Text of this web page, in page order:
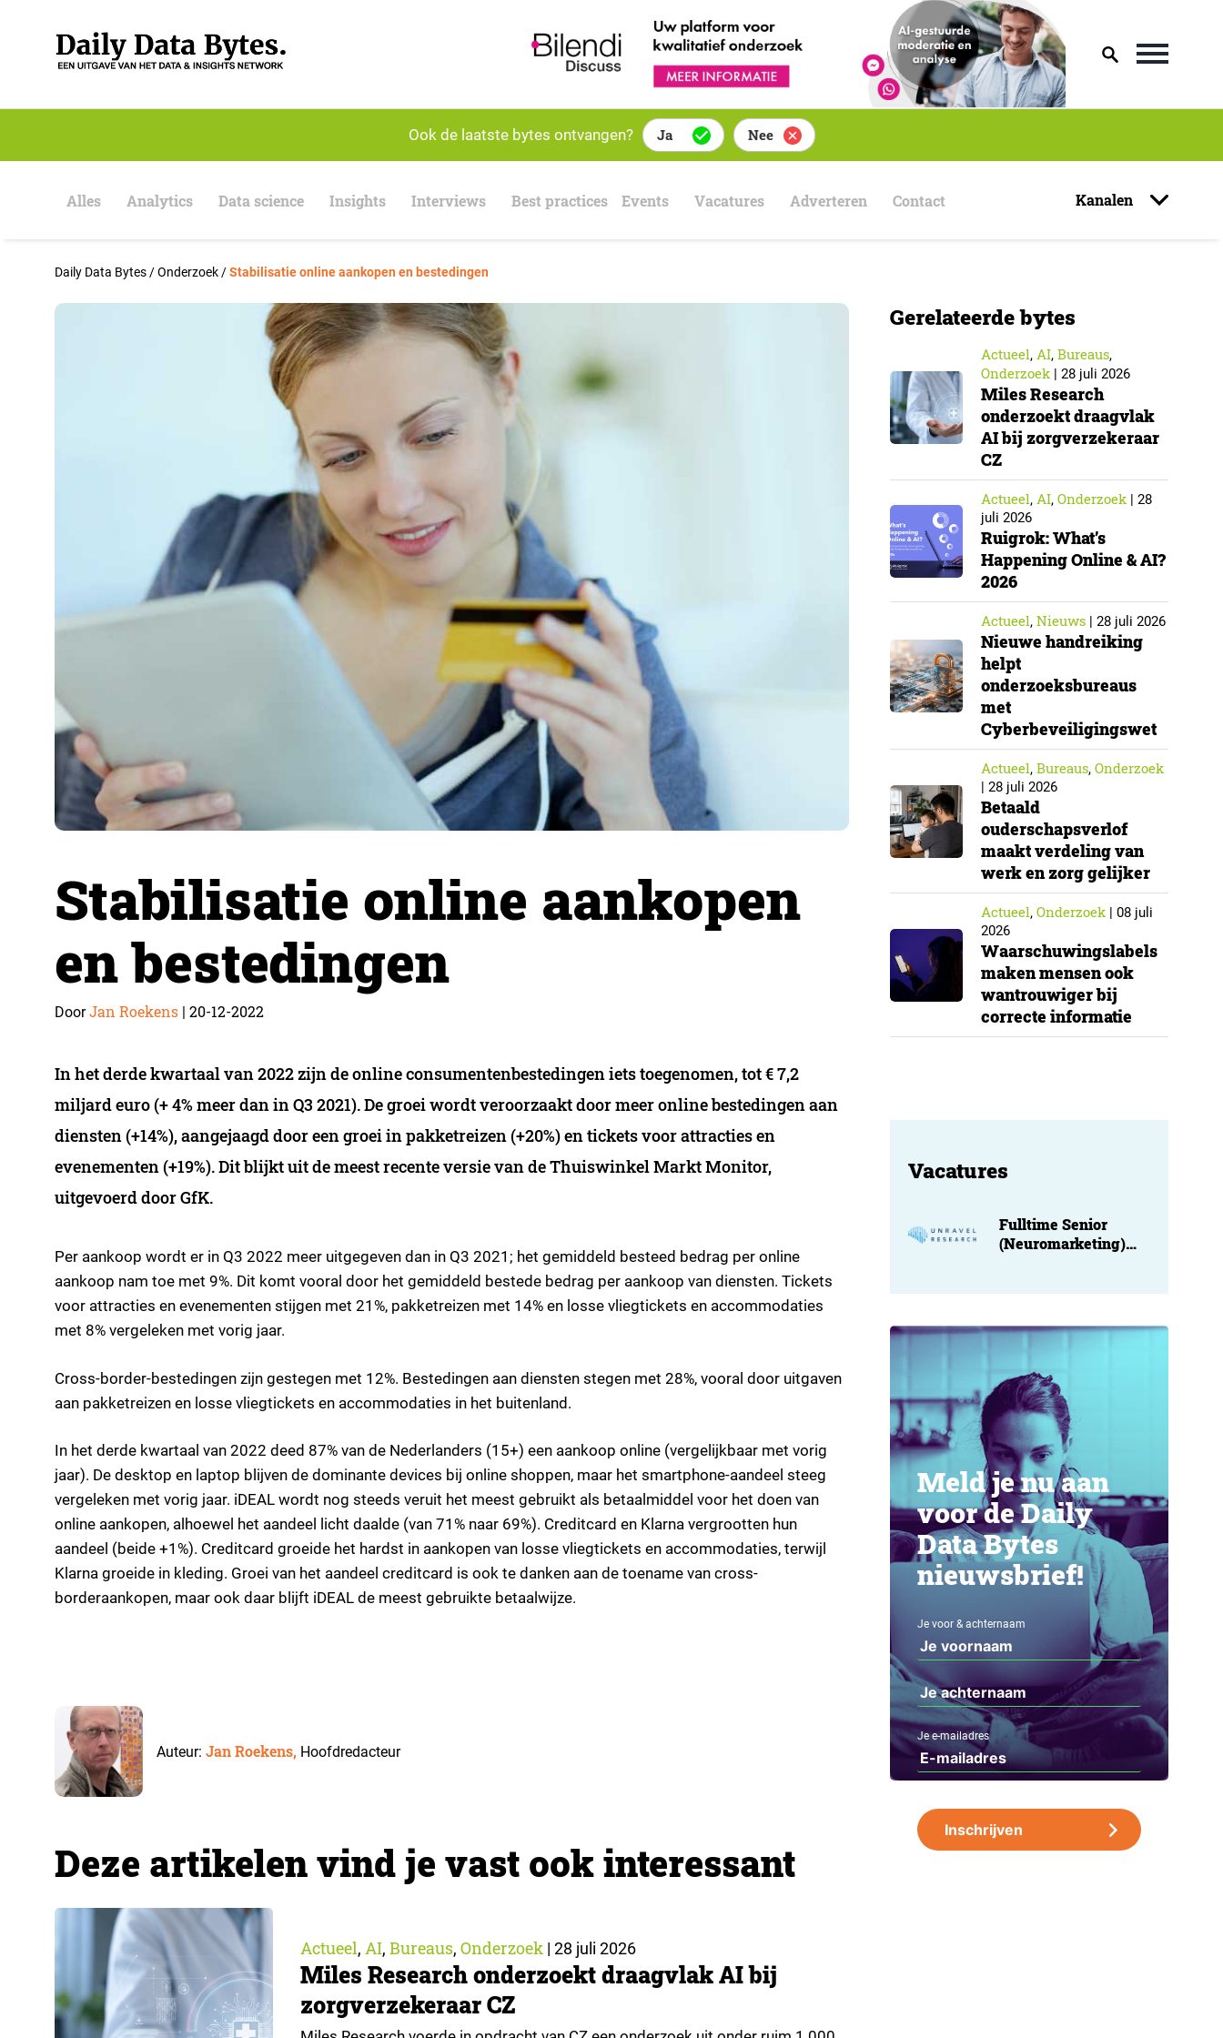
o
n
Ook de laatste bytes ontvangen? Ja Nee
Alles Analytics Data science Insights Interviews Best practices Events Vacatures Adverteren Contact Kanalen
Daily Data Bytes /Onderzoek /Stabilisatie online aankopen en bestedingen
Stabilisatie online aankopen
en bestedingen
DoorJan Roekens | 20-12-2022
In het derde kwartaal van 2022 zijn de online consumentenbestedingen iets toegenomen, tot € 7,2
miljard euro (+ 4% meer dan in Q3 2021). De groei wordt veroorzaakt door meer online bestedingen aan
diensten (+14%), aangejaagd door een groei in pakketreizen (+20%) en tickets voor attracties en
evenementen (+19%). Dit blijkt uit de meest recente versie van de Thuiswinkel Markt Monitor,
uitgevoerd door GfK.
Per aankoop wordt er in Q3 2022 meer uitgegeven dan in Q3 2021; het gemiddeld besteed bedrag per online
aankoop nam toe met 9%. Dit komt vooral door het gemiddeld bestede bedrag per aankoop van diensten. Tickets
voor attracties en evenementen stijgen met 21%, pakketreizen met 14% en losse vliegtickets en accommodaties
met 8% vergeleken met vorig jaar.
Cross-border-bestedingen zijn gestegen met 12%. Bestedingen aan diensten stegen met 28%, vooral door uitgaven
aan pakketreizen en losse vliegtickets en accommodaties in het buitenland.
In het derde kwartaal van 2022 deed 87% van de Nederlanders (15+) een aankoop online (vergelijkbaar met vorig
jaar). De desktop en laptop blijven de dominante devices bij online shoppen, maar het smartphone-aandeel steeg
vergeleken met vorig jaar. iDEAL wordt nog steeds veruit het meest gebruikt als betaalmiddel voor het doen van
online aankopen, alhoewel het aandeel licht daalde (van 71% naar 69%). Creditcard en Klarna vergrootten hun
aandeel (beide +1%). Creditcard groeide het hardst in aankopen van losse vliegtickets en accommodaties, terwijl
Klarna groeide in kleding. Groei van het aandeel creditcard is ook te danken aan de toename van cross-
borderaankopen, maar ook daar blijft iDEAL de meest gebruikte betaalwijze.
Auteur: Jan Roekens, Hoofdredacteur
Deze artikelen vind je vast ook interessant
Actueel, AI, Bureaus, Onderzoek | 28 juli 2026
Miles Research onderzoekt draagvlak AI bij
zorgverzekeraar CZ
Gerelateerde bytes
Actueel, AI, Bureaus,
Onderzoek| 28 juli 2026
Miles Research
onderzoekt draagvlak
AI bij zorgverzekeraar
CZ
Actueel, AI, Onderzoek| 28
juli 2026
Ruigrok: What’s
Happening Online & AI?
2026
Actueel, Nieuws | 28 juli 2026
Nieuwe handreiking
helpt
onderzoeksbureaus
met
Cyberbeveiligingswet
Actueel, Bureaus, Onderzoek
| 28 juli 2026
Betaald
ouderschapsverlof
maakt verdeling van
werk en zorg gelijker
Actueel, Onderzoek| 08 juli
2026
Waarschuwingslabels
maken mensen ook
wantrouwiger bij
correcte informatie
Vacatures
Fulltime Senior
(Neuromarketing)
Meld je nu aan
voor de Daily
Data Bytes
nieuwsbrief!
Je voor & achternaam
Je e-mailadres